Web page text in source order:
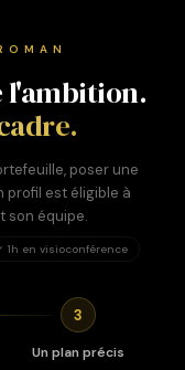
l'ambition.
poser une
est éligible à
son équipe.
1h en visioconférence
3
Un plan précis